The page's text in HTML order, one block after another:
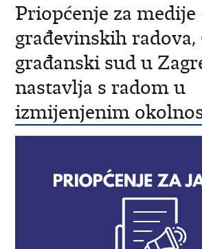
Priopćenje za medije
građevinskih
građanski sud u
nastavlja s radom u
izmijenjenim